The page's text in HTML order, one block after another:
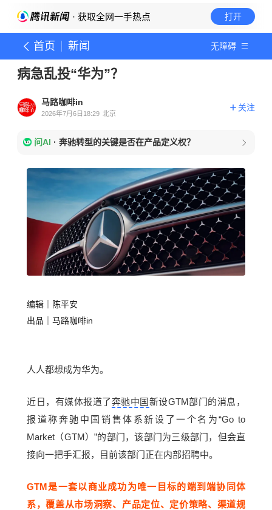
· 获取全网一手热点 打开
首页 新闻 无障碍
病急乱投“华为”？
马路咖啡in
2026年7月6日18:29 北京
关注
问AI · 奔驰转型的关键是否在产品定义权？
编辑｜
陈平安
出品｜马路咖啡in
人人都想成为华为。
近日，有媒体报道了奔驰中国新设GTM部门的消息，
报道称奔驰中国销售体系新设了一个名为“Go to
Market（GTM）”的部门，该部门为三级部门，但会直
接向一把手汇报，目前该部门正在内部招聘中。
GTM是一套以商业成功为唯一目标的端到端协同体
系，覆盖从市场洞察、产品定位、定价策略、渠道规